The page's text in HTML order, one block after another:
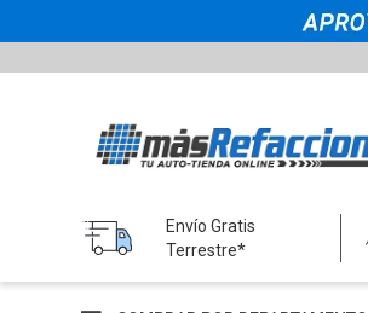
Envío Gratis
Terrestre*